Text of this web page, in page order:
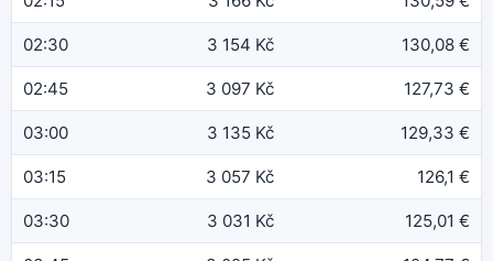
02:30 3 154 Kč 130,08 €
02:45 3 097 Kč 127,73 €
03:00 3 135 Kč 129,33 €
03:15 3 057 Kč 126,1 €
03:30 3 031 Kč 125,01 €